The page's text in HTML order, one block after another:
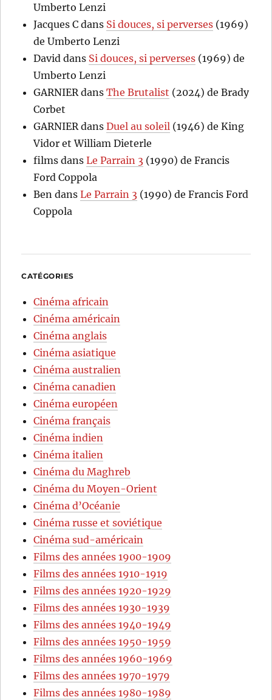
Umberto Lenzi
Jacques C dans Si douces, si perverses (1969)
de Umberto Lenzi
David dans Si douces, si perverses (1969) de
Umberto Lenzi
GARNIERdansThe Brutalist (2024) de Brady
Corbet
GARNIERdansDuel au soleil (1946) de King
Vidor et William Dieterle
films dansLe Parrain 3 (1990) de Francis
Ford Coppola
Ben dansLe Parrain 3 (1990) de Francis Ford
Coppola
CATÉGORIES
Cinéma africain
Cinéma américain
Cinéma anglais
Cinéma asiatique
Cinéma australien
Cinéma canadien
Cinéma européen
Cinéma français
Cinéma indien
Cinéma italien
Cinéma du Maghreb
Cinéma du Moyen-Orient
Cinéma d’Océanie
Cinéma russe et soviétique
Cinéma sud-américain
Films des années 1900-1909
Films des années 1910-1919
Films des années 1920-1929
Films des années 1930-1939
Films des années 1940-1949
Films des années 1950-1959
Films des années 1960-1969
Films des années 1970-1979
Films des années 1980-1989